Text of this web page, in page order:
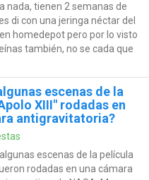
nada, tienen 2 semanas de
di con una jeringa néctar del
homedepot pero por lo visto
también, no se cada que
escenas de la
XIII" rodadas en
antigravitatoria?
escenas de la película
rodadas en una cámara